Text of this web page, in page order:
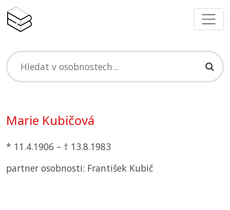
Marie Kubičová
* 11.4.1906 – † 13.8.1983
partner osobnosti: František Kubič